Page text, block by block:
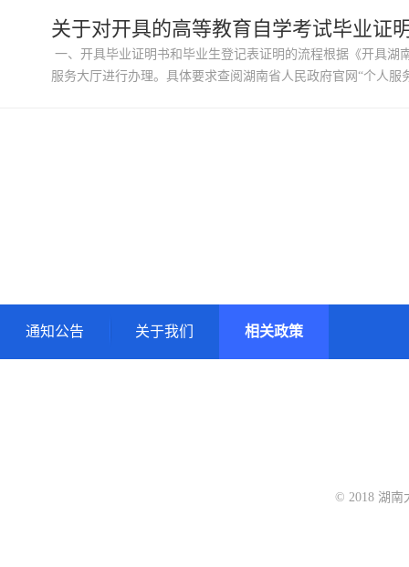
关于对开具的高等教育自学考试毕业证
一、开具毕业证明书和毕业生登记表证明的流程根据《开具
服务大厅进行办理。具体要求查阅湖南省人民政府官网“个人服
通知公告 关于我们 相关政策
© 2018 湖南